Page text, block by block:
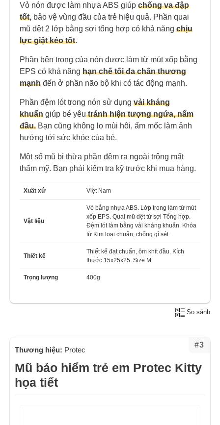
Vỏ nón được làm nhựa ABS giúp chống va đập
tốt, bảo vệ vùng đầu của trẻ hiệu quả. Phần quai
mũ dệt 2 lớp bằng sợi tổng hợp có khả năng chịu
lực giật kéo tốt.
Phần bên trong của nón được làm từ mút xốp bằng
EPS có khả năng hạn chế tối đa chấn thương
mạnh đến ở phần não bộ khi có tác động mạnh.
Phần đệm lót trong nón sử dụng vải kháng
khuẩn giúp bé yêutránh hiện tượng ngứa, nấm
đầu. Bạn cũng không lo mùi hôi, ẩm mốc làm ảnh
hưởng tới sức khỏe của bé.
Một số mũ bị thừa phần đệm ra ngoài trông mất
thẩm mỹ. Bạn phải kiểm tra kỹ trước khi mua hàng.
Xuất xứ Việt Nam
Vật liệu
Vỏ bằng nhựa ABS. Lớp trong làm từ mút
xốp EPS. Quai mũ dệt từ sợi Tổng hợp.
Đệm lót làm bằng vải kháng khuẩn. Khóa
từ Kim loại chuẩn, chống gỉ sét.
Thiết kế
Thiết kế đạt chuẩn, ôm khít đầu. Kích
thước 15x25x25. Size M.
Trọng lượng 400g
So sánh
#3
Thương hiệu: Protec
Mũ bảo hiểm trẻ em Protec Kitty
họa tiết